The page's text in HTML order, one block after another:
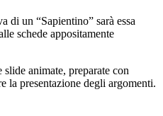
di un “Sapientino” sarà essa
schede appositamente
animate, preparate con
la presentazione degli argomenti.